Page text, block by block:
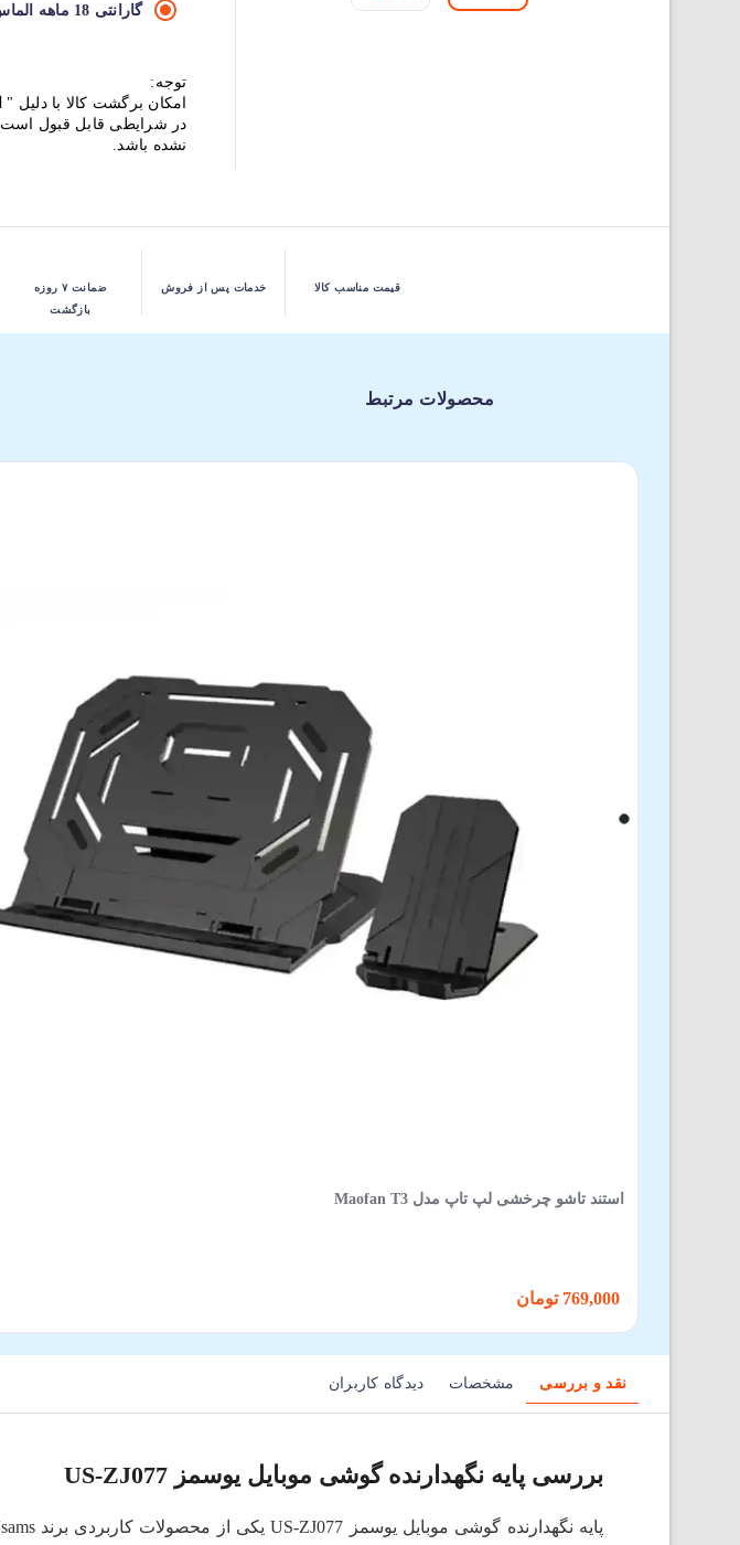
گارانتی 18 ماهه الماس رایان ایرانیان
توجه:
امکان برگشت کالا با دلیل "
در شرایطی قابل قبول است
نشده باشد.
قیمت مناسب کالا خدمات پس از فروش
ضمانت ۷ روزه
بازگشت
محصولات مرتبط
استند تاشو چرخشی لپ تاپ مدل Maofan T3
نقد و بررسی مشخصات دیدگاه کاربران
بررسی پایه نگهدارنده گوشی موبایل یوسمز US-ZJ077